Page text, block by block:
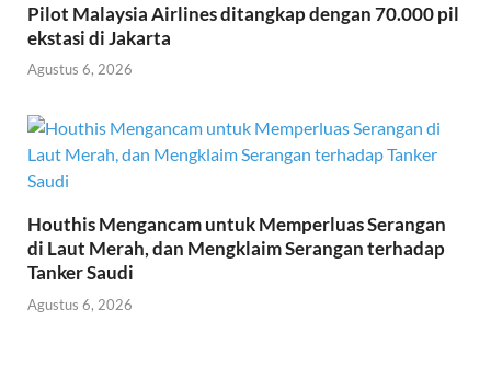
Pilot Malaysia Airlines ditangkap dengan 70.000 pil
ekstasi di Jakarta
Agustus 6, 2026
Houthis Mengancam untuk Memperluas Serangan
di Laut Merah, dan Mengklaim Serangan terhadap
Tanker Saudi
Agustus 6, 2026